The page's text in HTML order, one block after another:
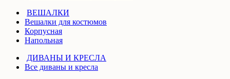
ВЕШАЛКИ
Вешалки для костюмов
Корпусная
Напольная
ДИВАНЫ И КРЕСЛА
Все диваны и кресла